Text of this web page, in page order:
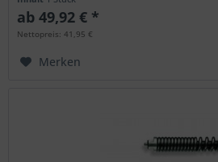
ab 49,92 € *
Nettopreis: 41,95 €
Merken